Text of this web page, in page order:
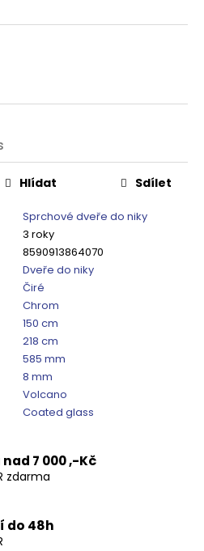
Sprchové dveře do niky
3 roky
8590913864070
Dveře do niky
Čiré
Chrom
150 cm
218 cm
585 mm
8 mm
Volcano
Coated glass
Hlídat Sdílet
7 000 ,-Kč
zdarma
do 48h